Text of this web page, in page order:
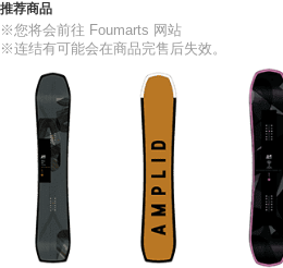
推荐商品
※您将会前往 Foumarts 网站
※连结有可能会在商品完售后失效。